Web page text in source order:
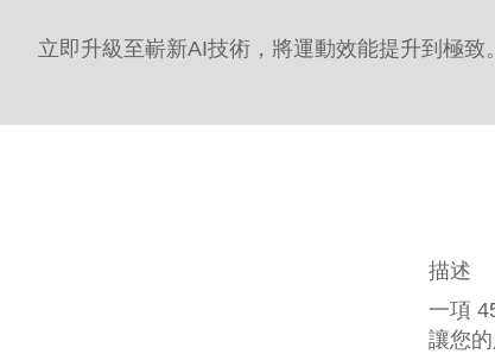
立即升級至嶄新AI技術，將運動效能提升到極致。
描述
一項
讓您